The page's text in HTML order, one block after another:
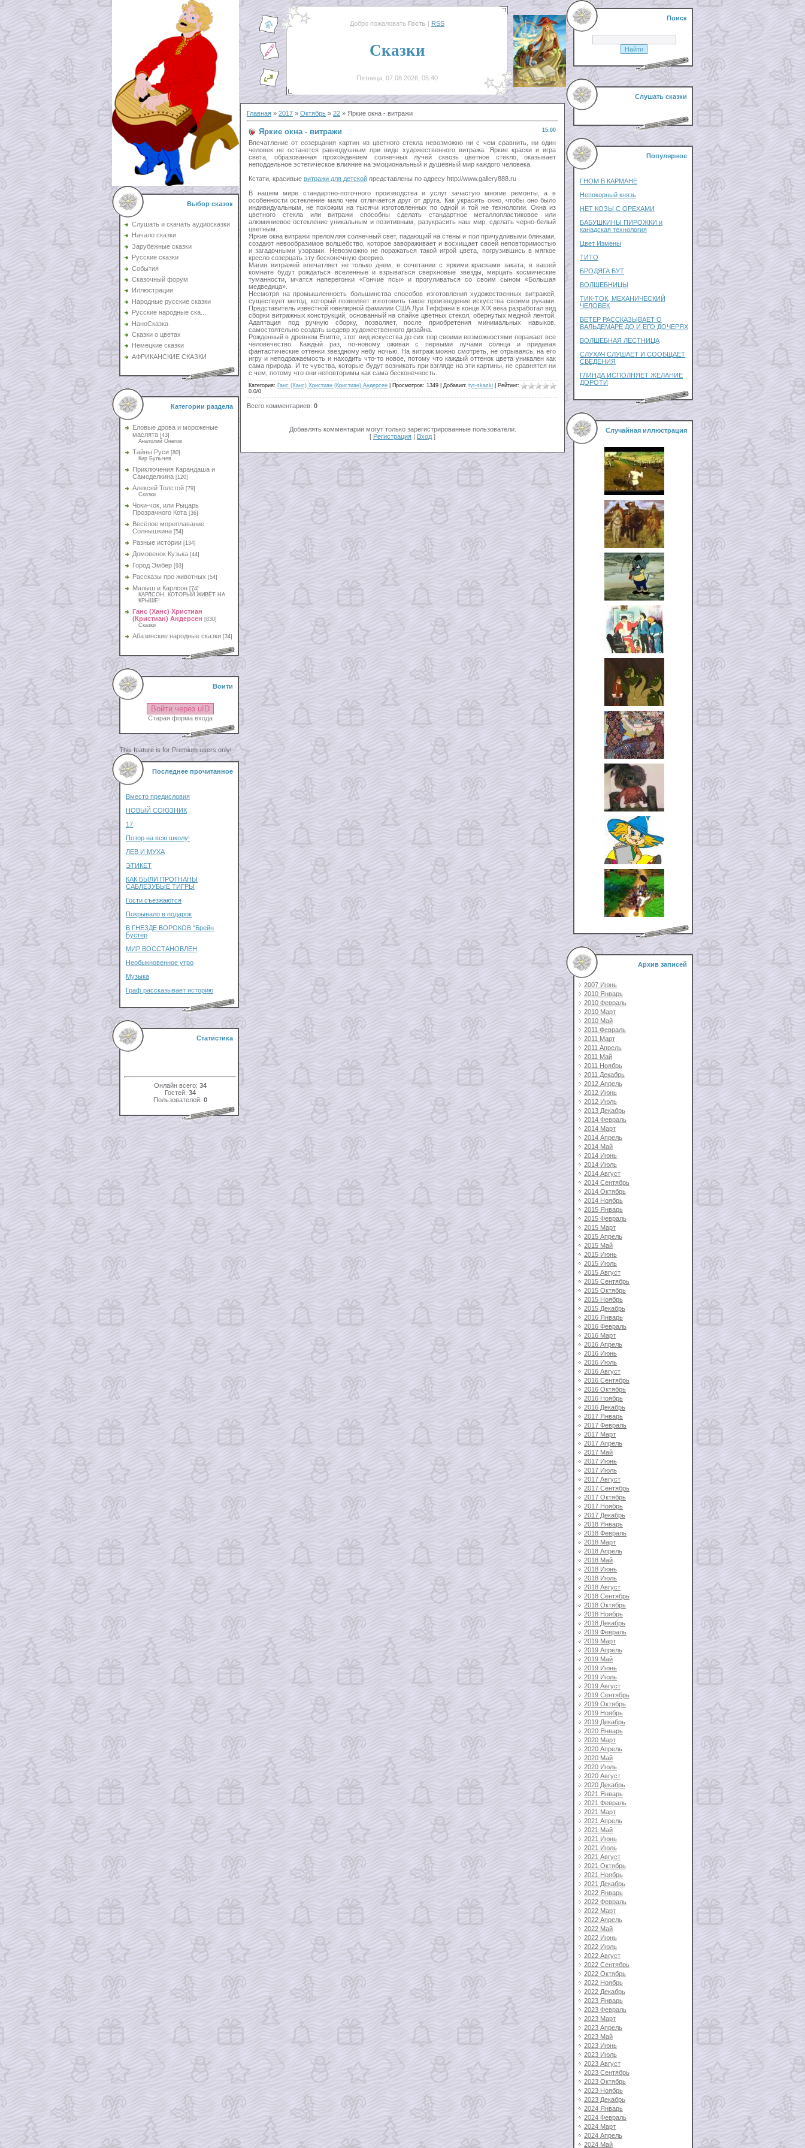
Выбор сказок
Слушать и скачать аудиосказки
Начало сказки
Зарубежные сказки
Русские сказки
События
Сказочный форум
Иллюстрации
Народные русские сказки
Русские народные ска...
НаноСказка
Сказки о цветах
Немецкие сказки
АФРИКАНСКИЕ СКАЗКИ
Категории раздела
Еловые дрова и мороженые
маслята [43]
Анатолий Онегов
Тайны Руси [80]
Кир Булычев
Приключения Карандаша и
Самоделкина [120]
Алексей Толстой [79]
Сказки
Чоки-чок, или Рыцарь
Прозрачного Кота [36]
Весёлое мореплавание
Солнышкина [54]
Разные истории [134]
Домовенок Кузька [44]
Город Эмбер [93]
Рассказы про животных [54]
Малыш и Карлсон [74]
КАРЛСОН, КОТОРЫЙ ЖИВЁТ НА
КРЫШЕ!
Ганс (Ханс) Христиан
(Кристиан) Андерсен [830]
Сказки
Абазинские народные сказки [34]
Воити
Войти через uID
Старая форма входа
This feature is for Premium users only!
Последнее прочитанное
Вместо предисловия
НОВЫЙ СОЮЗНИК
17
Позор на всю школу!
ЛЕВ И МУХА
ЭТИКЕТ
КАК БЫЛИ ПРОГНАНЫ
САБЛЕЗУБЫЕ ТИГРЫ
Гости съезжаются
Покрывало в подарок
В ГНЕЗДЕ ВОРОКОВ "Брейн
Бустер
МИР ВОССТАНОВЛЕН
Необыкновенное утро
Музыка
Граф рассказывает историю
Статистика
Онлайн всего: 34
Гостей: 34
Пользователей: 0
Добро пожаловать Гость | RSS
Сказки
Пятница, 07.08.2026, 05:40
Главная » 2017 » Октябрь » 22 » Яркие окна - витражи
15:00
Яркие окна - витражи
Впечатление от созерцания картин из цветного стекла невозможно ни с чем сравнить, ни один
человек не останется равнодушным при виде художественного витража. Яркие краски и игра
света, образованная прохождением солнечных лучей сквозь цветное стекло, оказывает
неподдельное эстетическое влияние на эмоциональный и душевный мир каждого человека.
Кстати, красивые витражи для детской представлены по адресу http://www.gallery888.ru
В нашем мире стандартно-поточного производства и услуг зачастую многие ремонты, а в
особенности остекление мало чем отличается друг от друга. Как украсить окно, чтобы оно было
индивидуальным, не похожим на тысячи изготовленных по одной и той же технологии. Окна из
цветного стекла или витражи способны сделать стандартное металлопластиковое или
алюминиевое остекление уникальным и позитивным, разукрасить наш мир, сделать черно-белый
цветным.
Яркие окна витражи преломляя солнечный свет, падающий на стены и пол причудливыми бликами,
создают невообразимое волшебство, которое завораживает и восхищает своей неповторимостью
и загадочными узорами. Невозможно не поражаться такой игрой цвета, погрузившись в мягкое
кресло созерцать эту бесконечную феерию.
Магия витражей впечатляет не только днем, в сочетании с яркими красками заката, в вашей
комнате будут рождаться вселенные и взрываться сверхновые звезды, мерцать космические
туманности, мчатся наперегонки «Гончие псы» и прогуливаться со своим сыном «Большая
медведица».
Несмотря на промышленность большинства способов изготовления художественных витражей,
существует метод, который позволяет изготовить такое произведение искусства своими руками.
Представитель известной ювелирной фамилии США Луи Тиффани в конце XIX века разработал вид
сборки витражных конструкций, основанный на спайке цветных стекол, обернутых медной лентой.
Адаптация под ручную сборку, позволяет, после приобретения минимальных навыков,
самостоятельно создать шедевр художественного дизайна.
Рожденный в древнем Египте, этот вид искусства до сих пор своими возможностями поражает все
человечество. Каждый раз, по-новому оживая с первыми лучами солнца и придавая
фантастические оттенки звездному небу ночью. На витраж можно смотреть, не отрываясь, на его
игру и неподражаемость и находить что-то новое, потому что каждый оттенок цвета уникален как
сама природа. И те чувства, которые будут возникать при взгляде на эти картины, не сравнятся ни
с чем, потому что они неповторимы как сама бесконечность.
Категория: Ганс (Ханс) Христиан (Кристиан) Андерсен Просмотров: 1349 Добавил: tyt-skazki Рейтинг:
0.0/0
Всего комментариев: 0
Добавлять комментарии могут только зарегистрированные пользователи.
[ Регистрация | Вход ]
Поиск
Слушать сказки
Популярное
ГНОМ В КАРМАНЕ
Непокорный князь
НЕТ КОЗЫ С ОРЕХАМИ
БАБУШКИНЫ ПИРОЖКИ и
канадская технология
Цвет Измены
ТИТО
БРОДЯГА БУТ
ВОЛШЕБНИЦЫ
ТИК-ТОК, МЕХАНИЧЕСКИЙ
ЧЕЛОВЕК
ВЕТЕР РАССКАЗЫВАЕТ О
ВАЛЬДЕМАРЕ ДО И ЕГО ДОЧЕРЯХ
ВОЛШЕБНАЯ ЛЕСТНИЦА
СЛУХАЧ СЛУШАЕТ И СООБЩАЕТ
СВЕДЕНИЯ
ГЛИНДА ИСПОЛНЯЕТ ЖЕЛАНИЕ
ДОРОТИ
Случайная иллюстрация
Архив записей
2007 Июнь
2010 Январь
2010 Февраль
2010 Март
2010 Май
2011 Февраль
2011 Март
2011 Апрель
2011 Май
2011 Ноябрь
2011 Декабрь
2012 Апрель
2012 Июнь
2012 Июль
2013 Декабрь
2014 Февраль
2014 Март
2014 Апрель
2014 Май
2014 Июнь
2014 Июль
2014 Август
2014 Сентябрь
2014 Октябрь
2014 Ноябрь
2015 Январь
2015 Февраль
2015 Март
2015 Апрель
2015 Май
2015 Июнь
2015 Июль
2015 Август
2015 Сентябрь
2015 Октябрь
2015 Ноябрь
2015 Декабрь
2016 Январь
2016 Февраль
2016 Март
2016 Апрель
2016 Июнь
2016 Июль
2016 Август
2016 Сентябрь
2016 Октябрь
2016 Ноябрь
2016 Декабрь
2017 Январь
2017 Февраль
2017 Март
2017 Апрель
2017 Май
2017 Июнь
2017 Июль
2017 Август
2017 Сентябрь
2017 Октябрь
2017 Ноябрь
2017 Декабрь
2018 Январь
2018 Февраль
2018 Март
2018 Апрель
2018 Май
2018 Июнь
2018 Июль
2018 Август
2018 Сентябрь
2018 Октябрь
2018 Ноябрь
2018 Декабрь
2019 Февраль
2019 Март
2019 Апрель
2019 Май
2019 Июнь
2019 Июль
2019 Август
2019 Сентябрь
2019 Октябрь
2019 Ноябрь
2019 Декабрь
2020 Январь
2020 Март
2020 Апрель
2020 Май
2020 Июль
2020 Август
2020 Декабрь
2021 Январь
2021 Февраль
2021 Март
2021 Апрель
2021 Май
2021 Июнь
2021 Июль
2021 Август
2021 Октябрь
2021 Ноябрь
2021 Декабрь
2022 Январь
2022 Февраль
2022 Март
2022 Апрель
2022 Май
2022 Июнь
2022 Июль
2022 Август
2022 Сентябрь
2022 Октябрь
2022 Ноябрь
2022 Декабрь
2023 Январь
2023 Февраль
2023 Март
2023 Апрель
2023 Май
2023 Июнь
2023 Июль
2023 Август
2023 Сентябрь
2023 Октябрь
2023 Ноябрь
2023 Декабрь
2024 Январь
2024 Февраль
2024 Март
2024 Апрель
2024 Май